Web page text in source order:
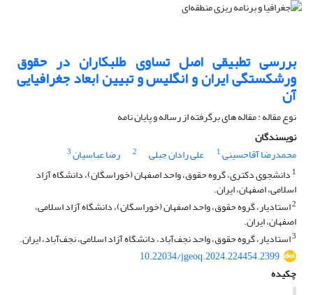
بررسی تطبیقی اصل تساوی طلبکاران در حقوق
ورشکستگی ایران و انگلیس و تبیین ابعاد جغرافیایی
آن
نوع مقاله : مقاله های برگرفته از رساله و پایان نامه
نویسندگان
محمدرضا آقاحسینی1 علی رادان جبلی 2 رضا عباسیان3
1 دانشجوی دکتری، گروه حقوق، واحد اصفهان (خوراسگان)، دانشگاه آزاد
اسلامی، اصفهان، ایران.
2استادیار، گروه حقوق، واحد اصفهان (خوراسگان)، دانشگاه آزاد اسلامی،
اصفهان، ایران.
3استادیار، گروه حقوق، واحد نجف‌آباد، دانشگاه آزاد اسلامی، نجف‌آباد، ایران.
10.22034/jgeoq.2024.224454.2399
چکیده